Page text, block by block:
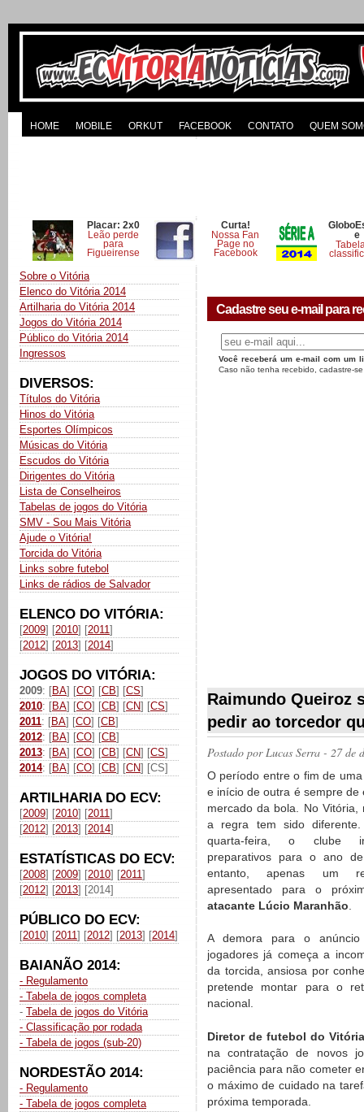
HOME MOBILE ORKUT FACEBOOK CONTATO QUEM
Placar: 2x0
Leão perde
para
Figueirense
Curta!
Nossa Fan
Page no
Facebook
e
Sobre o Vitória
Elenco do Vitória 2014
Artilharia do Vitória 2014
Jogos do Vitória 2014
Público do Vitória 2014
Ingressos
DIVERSOS:
Títulos do Vitória
Hinos do Vitória
Esportes Olímpicos
Músicas do Vitória
Escudos do Vitória
Dirigentes do Vitória
Lista de Conselheiros
Tabelas de jogos do Vitória
SMV - Sou Mais Vitória
Ajude o Vitória!
Torcida do Vitória
Links sobre futebol
Links de rádios de Salvador
ELENCO DO VITÓRIA:
[2009] [2010] [2011]
[2012] [2013] [2014]
JOGOS DO VITÓRIA:
2009: [BA] [CO] [CB] [CS]
2010: [BA] [CO] [CB] [CN] [CS]
2011: [BA] [CO] [CB]
2012: [BA] [CO] [CB]
2013: [BA] [CO] [CB] [CN] [CS]
2014: [BA] [CO] [CB] [CN] [CS]
ARTILHARIA DO ECV:
[2009] [2010] [2011]
[2012] [2013] [2014]
ESTATÍSTICAS DO ECV:
[2008] [2009] [2010] [2011]
[2012] [2013] [2014]
PÚBLICO DO ECV:
[2010] [2011] [2012] [2013] [2014]
BAIANÃO 2014:
- Regulamento
- Tabela de jogos completa
- Tabela de jogos do Vitória
- Classificação por rodada
- Tabela de jogos (sub-20)
NORDESTÃO 2014:
- Regulamento
- Tabela de jogos completa
Cadastre seu e-mail para
Você receberá um e-mail com um
Caso não tenha recebido, cadastre-
Raimundo Queiroz
pedir ao torcedor
Postado porLucas Serra - 27 de
O período entre o fim de
e início de outra é sempre de
mercado da bola. No Vitória,
a regra tem sido
quarta-feira, o clube
preparativos para o ano
entanto, apenas um
apresentado para o
atacante Lúcio Maranhão.
A demora para o
jogadores já começa a
da torcida, ansiosa por
pretende montar para o
nacional.
Diretor de futebol do
na contratação de novos
paciência para não cometer
o máximo de cuidado na
próxima temporada.